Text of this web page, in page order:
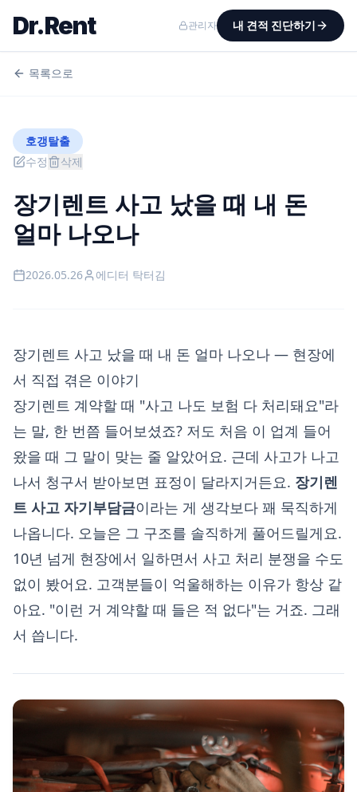
Dr.Rent 관리자 내 견적 진단하기
목록으로
호갱탈출
수정
삭제
장기렌트 사고 났을 때 내 돈
얼마 나오나
2026.05.26 에디터 탁터김
장기렌트 사고 났을 때 내 돈 얼마 나오나 — 현장에
서 직접 겪은 이야기
장기렌트 계약할 때 "사고 나도 보험 다 처리돼요"라
는 말, 한 번쯤 들어보셨죠? 저도 처음 이 업계 들어
왔을 때 그 말이 맞는 줄 알았어요. 근데 사고가 나고
나서 청구서 받아보면 표정이 달라지거든요. 장기렌
트 사고 자기부담금이라는 게 생각보다 꽤 묵직하게
나옵니다. 오늘은 그 구조를 솔직하게 풀어드릴게요.
10년 넘게 현장에서 일하면서 사고 처리 분쟁을 수도
없이 봤어요. 고객분들이 억울해하는 이유가 항상 같
아요. "이런 거 계약할 때 들은 적 없다"는 거죠. 그래
서 씁니다.